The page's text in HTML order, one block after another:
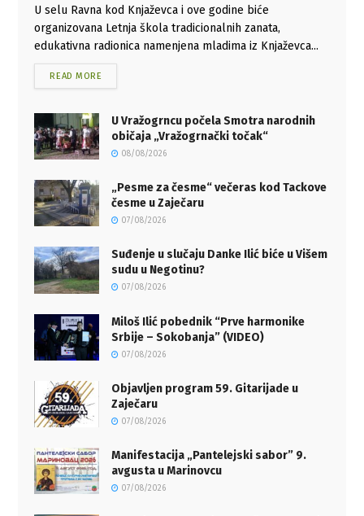
U selu Ravna kod Knjaževca i ove godine biće
organizovana Letnja škola tradicionalnih zanata,
edukativna radionica namenjena mladima iz Knjaževca...
READ MORE
U Vražogrncu počela Smotra narodnih
običaja „Vražogrnački točak“
08/08/2026
„Pesme za česme“ večeras kod Tackove
česme u Zaječaru
07/08/2026
Suđenje u slučaju Danke Ilić biće u Višem
sudu u Negotinu?
07/08/2026
Miloš Ilić pobednik “Prve harmonike
Srbije – Sokobanja” (VIDEO)
07/08/2026
Objavljen program 59. Gitarijade u
Zaječaru
07/08/2026
Manifestacija „Pantelejski sabor” 9.
avgusta u Marinovcu
07/08/2026